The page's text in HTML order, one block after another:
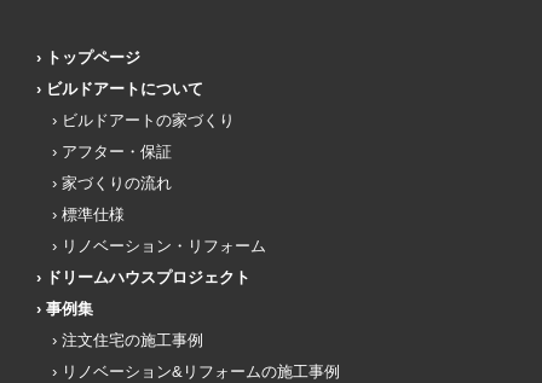
トップページ
ビルドアートについて
ビルドアートの家づくり
アフター・保証
家づくりの流れ
標準仕様
リノベーション・リフォーム
ドリームハウスプロジェクト
事例集
注文住宅の施工事例
リノベーション&リフォームの施工事例